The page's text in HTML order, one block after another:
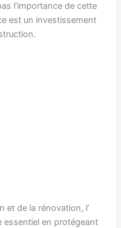
l’importance de cette
est un investissement
et de la rénovation, l’
essentiel en protégeant